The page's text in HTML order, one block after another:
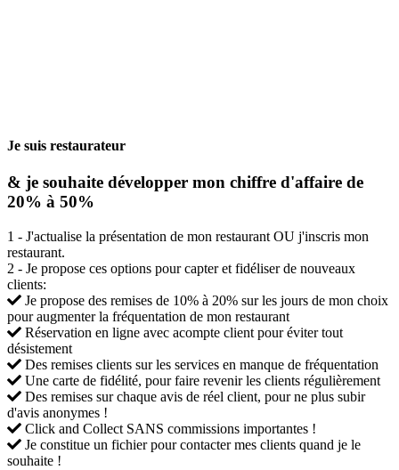
Je suis restaurateur
& je souhaite développer mon chiffre d'affaire de
20% à 50%
1 - J'actualise la présentation de mon restaurant OU j'inscris mon
restaurant.
2 - Je propose ces options pour capter et fidéliser de nouveaux
clients:
Je propose des remises de 10% à 20% sur les jours de mon choix
pour augmenter la fréquentation de mon restaurant
Réservation en ligne avec acompte client pour éviter tout
désistement
Des remises clients sur les services en manque de fréquentation
Une carte de fidélité, pour faire revenir les clients régulièrement
Des remises sur chaque avis de réel client, pour ne plus subir
d'avis anonymes !
Click and Collect SANS commissions importantes !
Je constitue un fichier pour contacter mes clients quand je le
souhaite !